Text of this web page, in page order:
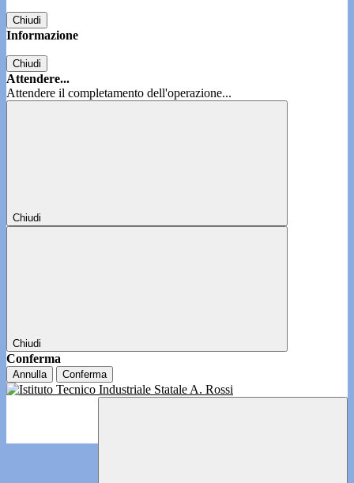
Chiudi
Informazione
Chiudi
Attendere...
Attendere il completamento dell'operazione...
Chiudi
Chiudi
Conferma
Annulla Conferma